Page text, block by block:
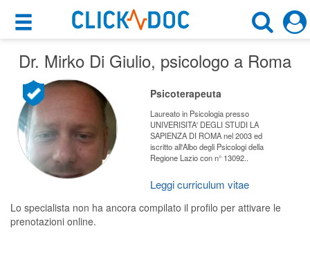
×
Motore di ricerca
×
Cerca uno specialista
Psicologo
Roma (RM)
CERCA
Cosa possiamo offrirti
Per i pazienti
Prenota una visita
Ricerca specialisti
(su medicitalia.it)
Dr. Mirko Di Giulio, psicologo a Roma
Psicoterapeuta
Laureato in Psicologia presso
UNIVERISITA' DEGLI STUDI LA
SAPIENZA DI ROMA nel 2003 ed
iscritto all'Albo degli Psicologi della
Regione Lazio con n° 13092..
Leggi curriculum vitae
Lo specialista non ha ancora compilato il profilo per attivare le
prenotazioni online.